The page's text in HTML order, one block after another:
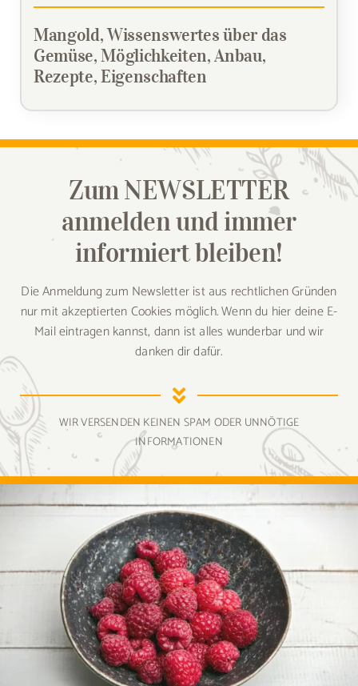
Mangold, Wissenswertes über das
Gemüse, Möglichkeiten, Anbau,
Rezepte, Eigenschaften
Zum NEWSLETTER
anmelden und immer
informiert bleiben!
Die Anmeldung zum Newsletter ist aus rechtlichen Gründen
nur mit akzeptierten Cookies möglich. Wenn du hier deine E-
Mail eintragen kannst, dann ist alles wunderbar und wir
danken dir dafür.
WIR VERSENDEN KEINEN SPAM ODER UNNÖTIGE
INFORMATIONEN